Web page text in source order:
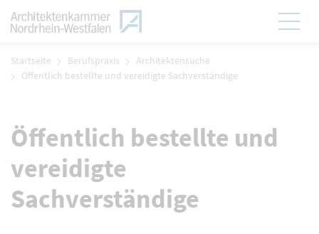
Zum Menü
Startseite Berufspraxis
Architektensuche
Öffentlich bestellte und vereidigte Sachverständige
Öffentlich bestellte und
vereidigte
Sachverständige